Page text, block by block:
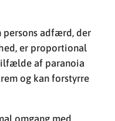
persons adfærd, der
er proportional
af paranoia
og kan forstyrre